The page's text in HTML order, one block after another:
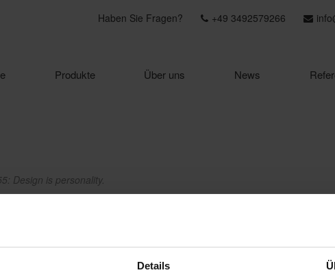
Details
Haben Sie Fragen? +49 3492579266
Produkte Über uns News
Design is personality.
Design is personality.